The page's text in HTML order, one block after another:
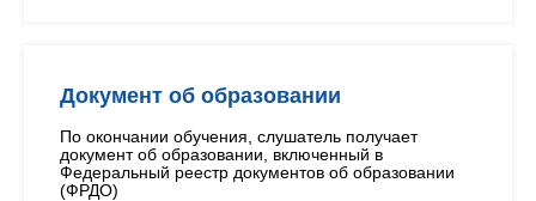
Документ об образовании
По окончании обучения, слушатель получает
документ об образовании, включенный в
Федеральный реестр документов об образовании
(ФРДО)